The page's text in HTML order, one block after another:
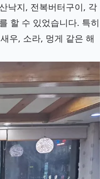
낙지, 전복버터구이, 각
할 수 있었습니다. 특히
우, 소라, 멍게 같은 해